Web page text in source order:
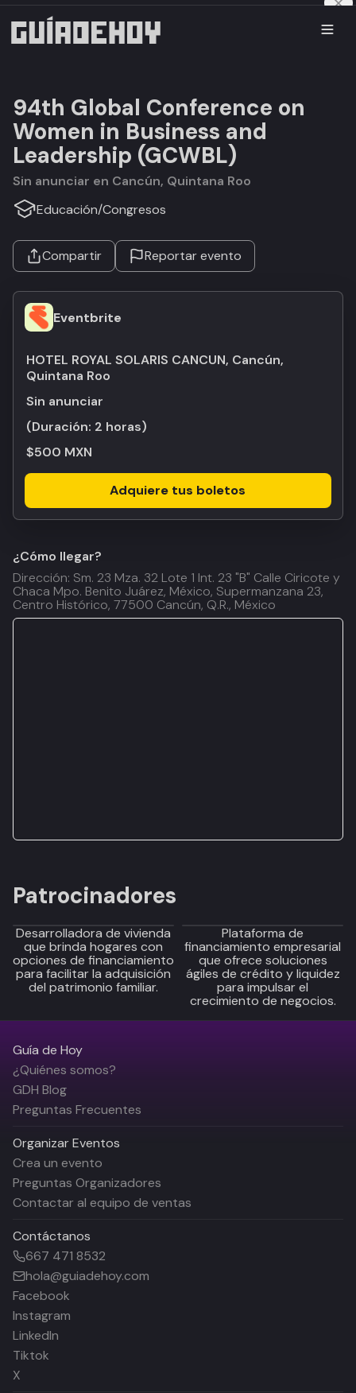
94th Global Conference on
Women in Business and
Leadership (GCWBL)
Sin anunciar en Cancún, Quintana Roo
Educación/Congresos
Compartir Reportar evento
Eventbrite
HOTEL ROYAL SOLARIS CANCUN, Cancún,
Quintana Roo
Sin anunciar
(Duración: 2 horas)
$500 MXN
Adquiere tus boletos
¿Cómo llegar?
Dirección: Sm. 23 Mza. 32 Lote 1 Int. 23 "B" Calle Ciricote y
Chaca Mpo. Benito Juárez, México, Supermanzana 23,
Centro Histórico, 77500 Cancún, Q.R., México
Patrocinadores
Desarrolladora de vivienda
que brinda hogares con
opciones de financiamiento
para facilitar la adquisición
del patrimonio familiar.
Plataforma de
financiamiento empresarial
que ofrece soluciones
ágiles de crédito y liquidez
para impulsar el
crecimiento de negocios.
Guía de Hoy
¿Quiénes somos?
GDH Blog
Preguntas Frecuentes
Organizar Eventos
Crea un evento
Preguntas Organizadores
Contactar al equipo de ventas
Contáctanos
667 471 8532
hola@guiadehoy.com
Facebook
Instagram
LinkedIn
Tiktok
X